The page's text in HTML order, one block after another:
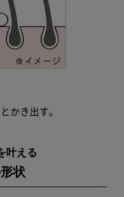
かき出す。
叶える
状